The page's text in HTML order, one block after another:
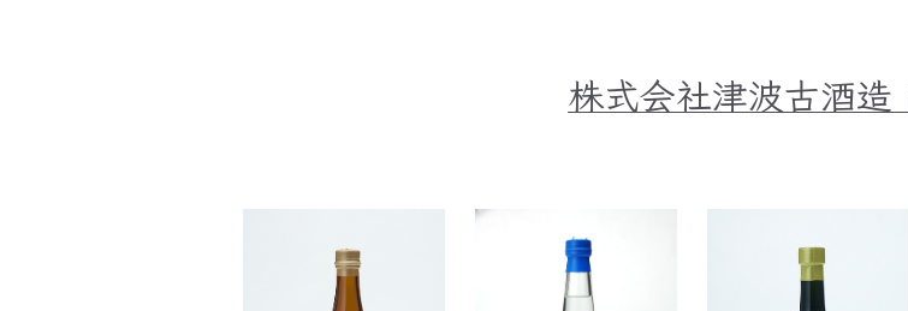
株式会社津波古酒造